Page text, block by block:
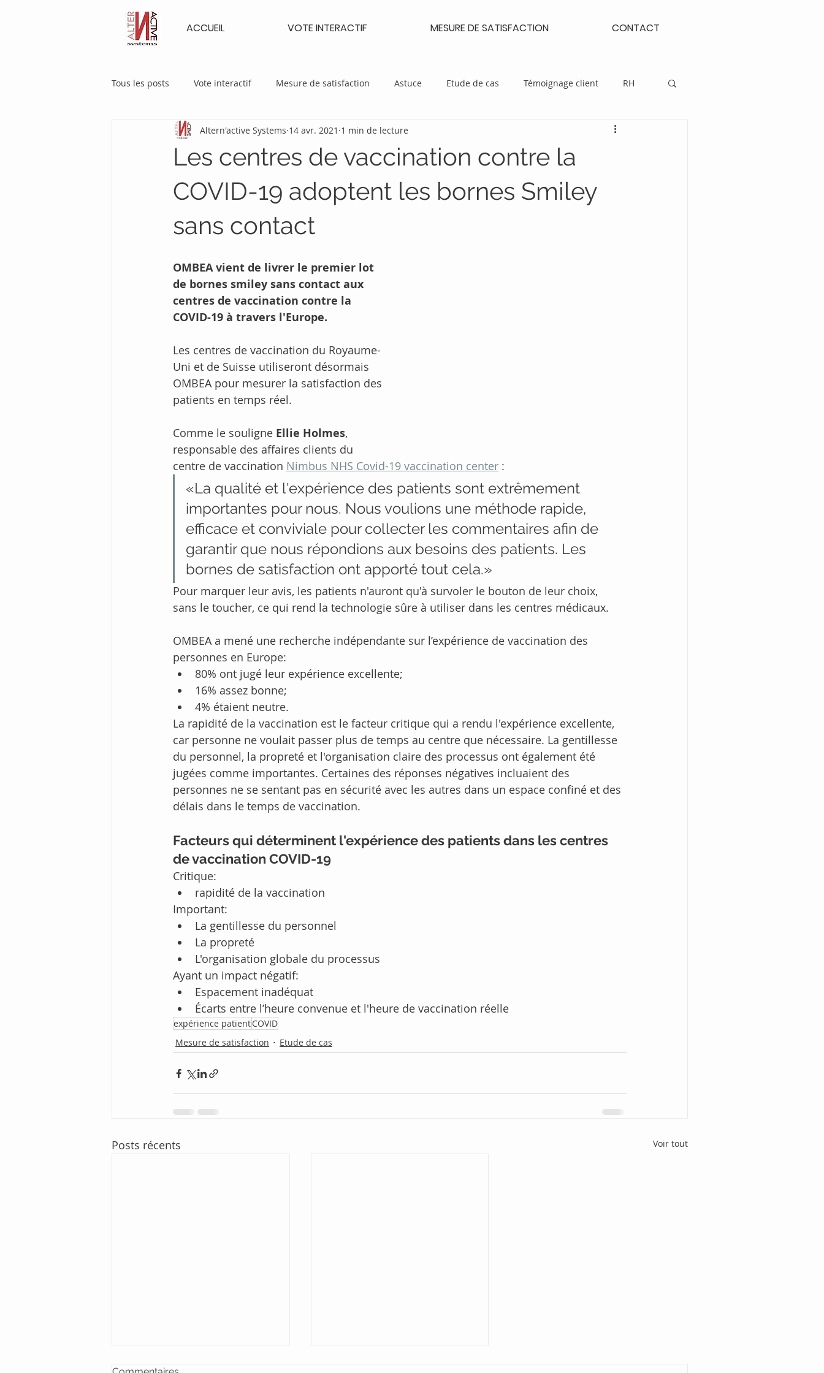
ACCUEIL VOTE INTERACTIF MESURE DE SATISFACTION CONTACT
Tous les posts Vote interactif Mesure de satisfaction Astuce Etude de cas Témoignage client RH
Expérience Formation Evénément Fonctionnalité
Les centres de vaccination contre la
COVID-19 adoptent les bornes Smiley
sans contact
Altern'active Systems 14 avr. 2021 1 min de lecture
OMBEA vient de livrer le premier lot
de bornes smiley sans contact aux
centres de vaccination contre la
COVID-19 à travers l'Europe.
Les centres de vaccination du Royaume-
Uni et de Suisse utiliseront désormais
OMBEA pour mesurer la satisfaction des
patients en temps réel.
Comme le souligne Ellie Holmes,
responsable des affaires clients du
centre de vaccination Nimbus NHS Covid-19 vaccination center :
«La qualité et l'expérience des patients sont extrêmement
importantes pour nous. Nous voulions une méthode rapide,
efficace et conviviale pour collecter les commentaires afin de
garantir que nous répondions aux besoins des patients. Les
bornes de satisfaction ont apporté tout cela.»
Pour marquer leur avis, les patients n'auront qu'à survoler le bouton de leur choix,
sans le toucher, ce qui rend la technologie sûre à utiliser dans les centres médicaux.
OMBEA a mené une recherche indépendante sur l’expérience de vaccination des
personnes en Europe:
80% ont jugé leur expérience excellente;
16% assez bonne;
4% étaient neutre.
La rapidité de la vaccination est le facteur critique qui a rendu l'expérience excellente,
car personne ne voulait passer plus de temps au centre que nécessaire. La gentillesse
du personnel, la propreté et l'organisation claire des processus ont également été
jugées comme importantes. Certaines des réponses négatives incluaient des
personnes ne se sentant pas en sécurité avec les autres dans un espace confiné et des
délais dans le temps de vaccination.
Facteurs qui déterminent l'expérience des patients dans les centres
de vaccination COVID-19
Critique:
rapidité de la vaccination
Important:
La gentillesse du personnel
La propreté
L'organisation globale du processus
Ayant un impact négatif:
Espacement inadéquat
Écarts entre l’heure convenue et l'heure de vaccination réelle
expérience patientCOVID
Mesure de satisfaction
Etude de cas
Posts récents Voir tout